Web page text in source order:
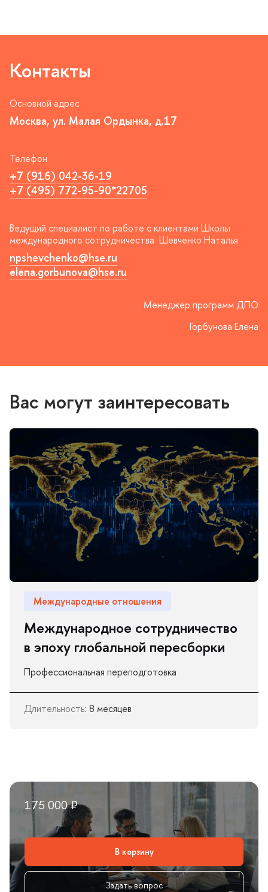
Контакты
Основной адрес
Москва, ул. Малая Ордынка, д.17
Телефон
+7 (916) 042-36-19
+7 (495) 772-95-90*22705
едущий специалист по работе с клиентами Школы
международного сотрудничества Шевченко Наталья
npshevchenko@hse.ru
elena.gorbunova@hse.ru
Менеджер программ ДПО
Горбунова Елена
ас могут заинтересовать
Международные отношения
Международное сотрудничество
эпоху глобальной пересборки
Профессиональная переподготовка
Длительность: 8 месяце
175 000 ₽
корзину
Задать вопрос